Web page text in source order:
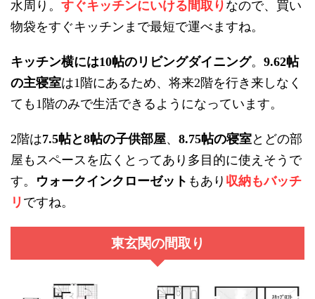
水周り。 すぐキッチンにいける間取りなので、買い
物袋をすぐキッチンまで最短で運べますね。
キッチン横には10帖のリビングダイニング。 9.62帖
の主寝室は1階にあるため、将来2階を行き来しなく
ても1階のみで生活できるようになっています。
2階は7.5帖と8帖の子供部屋、 8.75帖の寝室とどの部
屋もスペースを広くとってあり多目的に使えそうで
す。 ウォークインクローゼット もあり 収納もバッチ
リ ですね。
東玄関の間取り